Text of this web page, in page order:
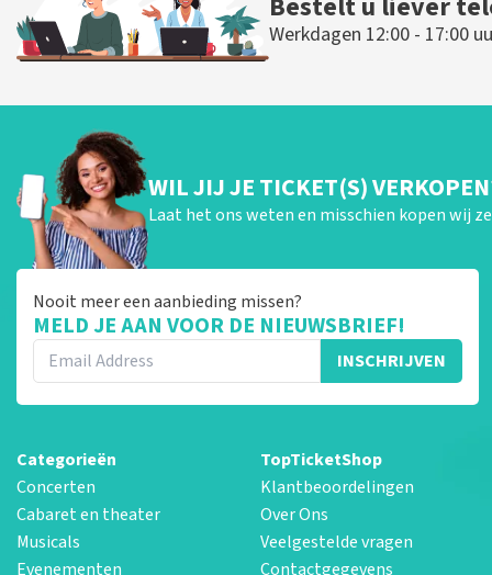
Werkdagen 12:00 - 17:00
WIL JIJ JE TICKET(S)
Laat het ons weten en misschien kopen wij
Nooit meer een aanbieding missen?
MELD JE AAN VOOR DE NIEUWSBRIEF!
INSCHRIJVEN
Categorieën
Concerten
Cabaret en theater
Musicals
Evenementen
TopTicketShop
Klantbeoordelingen
Over Ons
Veelgestelde vragen
Contactgegevens